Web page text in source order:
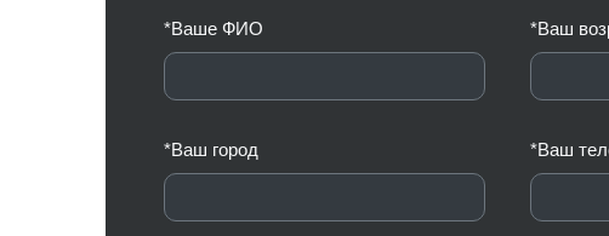
*Ваше ФИО *Ваш
*Ваш город *Ваш